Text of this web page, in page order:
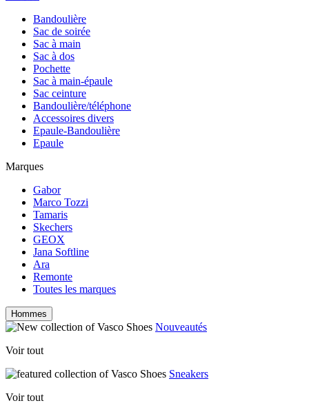
Bandoulière
Sac de soirée
Sac à main
Sac à dos
Pochette
Sac à main-épaule
Sac ceinture
Bandoulière/téléphone
Accessoires divers
Epaule-Bandoulière
Epaule
Marques
Gabor
Marco Tozzi
Tamaris
Skechers
GEOX
Jana Softline
Ara
Remonte
Toutes les marques
Hommes
Nouveautés
Voir tout
Sneakers
Voir tout